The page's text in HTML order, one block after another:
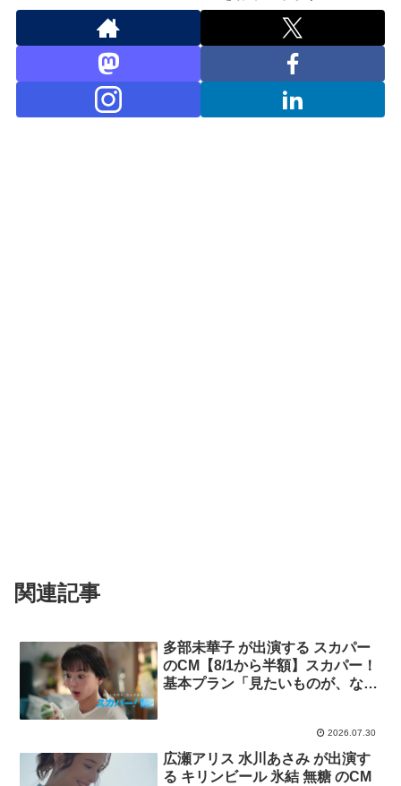
関連記事
多部未華子 が出演する スカパー
のCM【8/1から半額】スカパー！
基本プラン「見たいものが、なん
2026.07.30
広瀬アリス 水川あさみ が出演す
る キリンビール 氷結 無糖 のCM